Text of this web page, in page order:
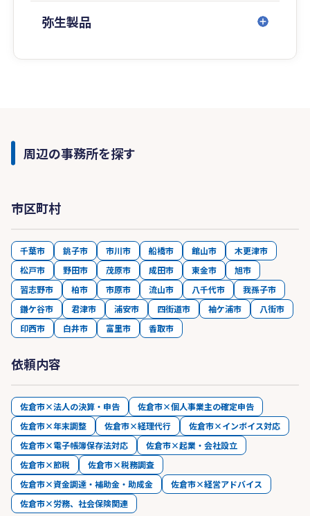
弥生製品
周辺の事務所を探す
市区町村
千葉市 銚子市 市川市 船橋市 館山市
木更津市
松戸市
野田市 茂原市 成田市 東金市
旭市
習志野市
柏市 市原市 流山市 八千代市
我孫子市
鎌ケ谷市
君津市 浦安市 四街道市 袖ケ浦市
八街市
印西市
白井市 富里市 香取市
依頼内容
佐倉市×法人の決算・申告
佐倉市×個人事業主の確定申告
佐倉市×年末調整
佐倉市×経理代行
佐倉市×インボイス対応
佐倉市×電子帳簿保存法対応
佐倉市×起業・会社設立
佐倉市×節税
佐倉市×税務調査
佐倉市×資金調達・補助金・助成金
佐倉市×経営アドバイス
佐倉市×労務、社会保険関連